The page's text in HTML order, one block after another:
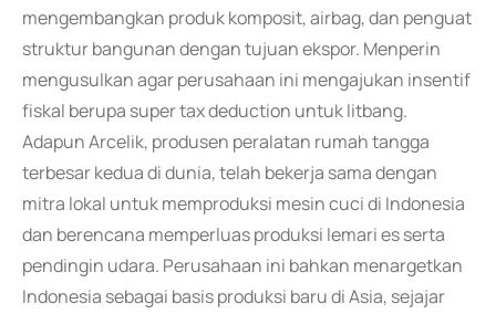
mengembangkan produk komposit, airbag, dan penguat
struktur bangunan dengan tujuan ekspor. Menperin
mengusulkan agar perusahaan ini mengajukan insentif
fiskal berupa super tax deduction untuk litbang.
Adapun Arcelik, produsen peralatan rumah tangga
terbesar kedua di dunia, telah bekerja sama dengan
mitra lokal untuk memproduksi mesin cuci di Indonesia
dan berencana memperluas produksi lemari es serta
pendingin udara. Perusahaan ini bahkan menargetkan
Indonesia sebagai basis produksi baru di Asia, sejajar